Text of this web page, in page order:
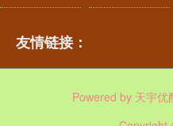
友情链接：
Powered by 天宇优